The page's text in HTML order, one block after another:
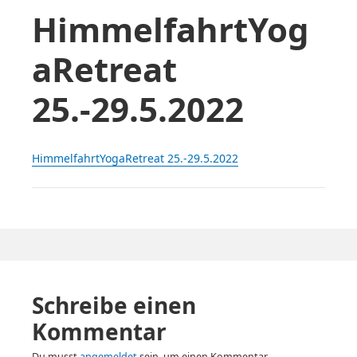
HimmelfahrtYog
aRetreat
25.-29.5.2022
HimmelfahrtYogaRetreat 25.-29.5.2022
Schreibe einen
Kommentar